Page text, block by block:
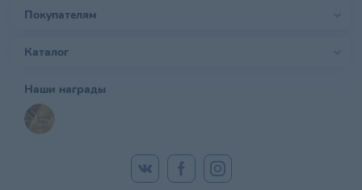
Покупателям
Каталог
Наши награды